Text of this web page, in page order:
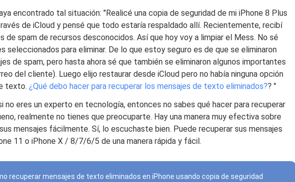
encontrado tal situación: "Realicé una copia de seguridad de mi iPhone 8 Plus
de iCloud y pensé que todo estaría respaldado allí. Recientemente, recibí
de spam de recursos desconocidos. Así que hoy voy a limpiar el Mess. No sé
seleccionados para eliminar. De lo que estoy seguro es de que se eliminaron
de spam, pero hasta ahora sé que también se eliminaron algunos importantes
del cliente). Luego elijo restaurar desde iCloud pero no había ninguna opción
texto. ¿Qué debo hacer para recuperar los mensajes de texto eliminados?? "
no eres un experto en tecnología, entonces no sabes qué hacer para recuperar
realmente no tienes que preocuparte. Hay una manera muy efectiva sobre
mensajes fácilmente. Sí, lo escuchaste bien. Puede recuperar sus mensajes
11 o iPhone X / 8/7/6/5 de una manera rápida y fácil.
recuperar mensajes de texto eliminados en iPhone usando copia de seguridad